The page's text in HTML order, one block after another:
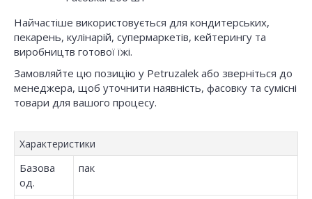
Найчастіше використовується для кондитерських,
пекарень, кулінарій, супермаркетів, кейтерингу та
виробництв готової їжі.
Замовляйте цю позицію у Petruzalek або зверніться до
менеджера, щоб уточнити наявність, фасовку та сумісні
товари для вашого процесу.
Характеристики
Базова
од.
пак